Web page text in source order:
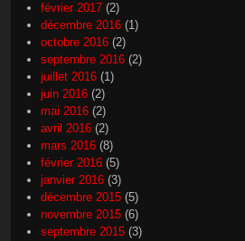
février 2017 (2)
décembre 2016 (1)
octobre 2016 (2)
septembre 2016 (2)
juillet 2016 (1)
juin 2016 (2)
mai 2016 (2)
avril 2016 (2)
mars 2016 (8)
février 2016 (5)
janvier 2016 (3)
décembre 2015 (5)
novembre 2015 (6)
septembre 2015 (3)